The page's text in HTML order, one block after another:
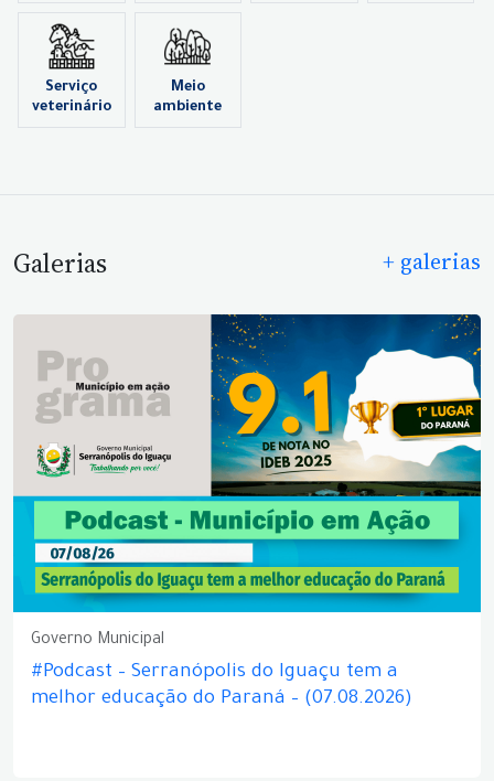
Serviço
veterinário
Meio
ambiente
Galerias + galerias
Governo Municipal
#Podcast – Serranópolis do Iguaçu tem a
melhor educação do Paraná – (07.08.2026)